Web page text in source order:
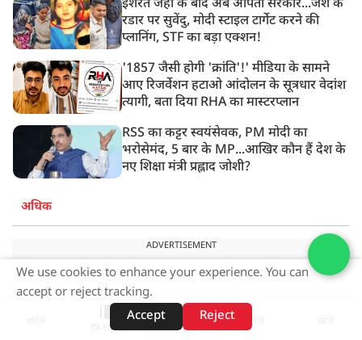
इशरत जहां के बाद अब अर्पिता सरकार...जैश के
रडार पर सुवेंदु, मोदी स्टाइल टार्गेट करने की
प्लानिंग, STF का बड़ा एक्शन!
'1857 जैसी होगी 'क्रांति'!' मीडिया के सामने
आए रिजर्वेशन हटाओ आंदोलन के सूत्रधार वेदांश
त्यागी, बता दिया RHA का मास्टरप्लान
RSS का कट्टर स्वयंसेवक, PM मोदी का
भरोसेमंद, 5 बार के MP...आखिर कौन हैं देश के
नए शिक्षा मंत्री प्रह्लाद जोशी?
अधिक
ADVERTISEMENT
वेब स्टोरीज़
We use cookies to enhance your experience. You can
accept or reject tracking.
Accept
Reject